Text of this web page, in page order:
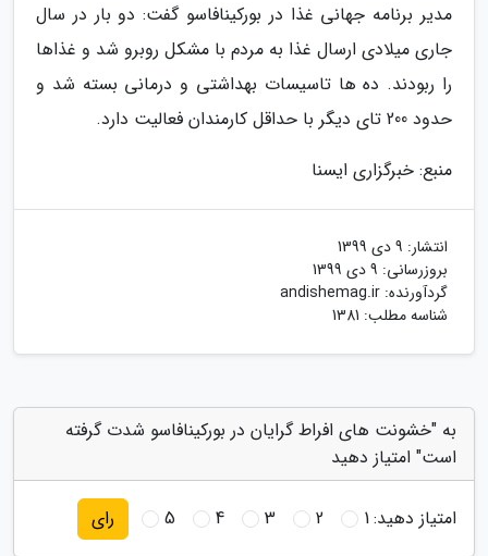
مدیر برنامه جهانی غذا در بورکینافاسو گفت: دو بار در سال
جاری میلادی ارسال غذا به مردم با مشکل روبرو شد و غذاها
را ربودند. ده ها تاسیسات بهداشتی و درمانی بسته شد و
حدود 200 تای دیگر با حداقل کارمندان فعالیت دارد.
منبع: خبرگزاری ایسنا
انتشار: 9 دی 1399
بروزرسانی: 9 دی 1399
گردآورنده: andishemag.ir
شناسه مطلب: 1381
به "خشونت های افراط گرایان در بورکینافاسو شدت گرفته
است" امتیاز دهید
امتیاز دهید:1
2
3
4
5 رای